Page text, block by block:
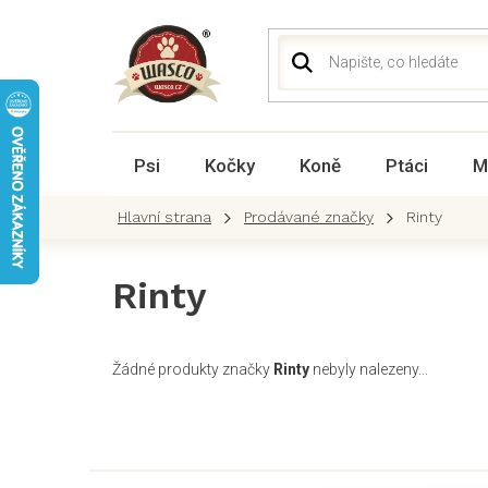
Psi Kočky Koně Ptáci
Prodávané značky Rinty
Rinty
Žádné produkty značky Rinty nebyly nalezeny...